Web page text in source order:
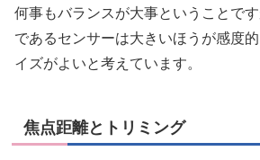
何事もバランスが大事ということで
であるセンサーは大きいほうが感度
イズがよいと考えています。
焦点距離とトリミング